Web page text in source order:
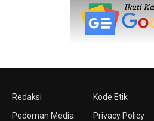
Redaksi
Pedoman Media
Kode Etik
Privacy Policy